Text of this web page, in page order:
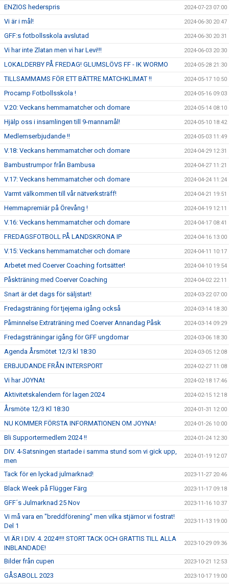
ENZIOS hederspris 2024-07-23 07:00
Vi är i mål! 2024-06-30 20:47
GFF:s fotbollsskola avslutad 2024-06-30 20:31
Vi har inte Zlatan men vi har Levi!!! 2024-06-03 20:30
LOKALDERBY PÅ FREDAG! GLUMSLÖVS FF - IK WORMO 2024-05-28 21:30
TILLSAMMAMS FÖR ETT BÄTTRE MATCHKLIMAT !! 2024-05-17 10:50
Procamp Fotbollsskola ! 2024-05-16 09:03
V.20: Veckans hemmamatcher och domare 2024-05-14 08:10
Hjälp oss i insamlingen till 9-mannamål! 2024-05-10 18:42
Medlemserbjudande !! 2024-05-03 11:49
V.18: Veckans hemmamatcher och domare 2024-04-29 12:31
Bambustrumpor från Bambusa 2024-04-27 11:21
V.17: Veckans hemmamatcher och domare 2024-04-24 11:24
Varmt välkommen till vår nätverksträff! 2024-04-21 19:51
Hemmapremiär på Örevång ! 2024-04-19 12:11
V.16: Veckans hemmamatcher och domare 2024-04-17 08:41
FREDAGSFOTBOLL PÅ LANDSKRONA IP 2024-04-16 13:00
V.15: Veckans hemmamatcher och domare 2024-04-11 10:17
Arbetet med Coerver Coaching fortsätter! 2024-04-10 19:54
Påskträning med Coerver Coaching 2024-04-02 22:11
Snart är det dags för säljstart! 2024-03-22 07:00
Fredagsträning för tjejerna igång också 2024-03-14 18:30
Påminnelse Extraträning med Coerver Annandag Påsk 2024-03-14 09:29
Fredagsträningar igång för GFF ungdomar 2024-03-06 18:30
Agenda Årsmötet 12/3 kl 18:30 2024-03-05 12:08
ERBJUDANDE FRÅN INTERSPORT 2024-02-27 11:08
Vi har JOYNAt 2024-02-18 17:46
Aktivitetskalendern för lagen 2024 2024-02-15 12:18
Årsmöte 12/3 Kl 18:30 2024-01-31 12:00
NU KOMMER FÖRSTA INFORMATIONEN OM JOYNA! 2024-01-26 10:00
Bli Supportermedlem 2024 !! 2024-01-24 12:30
DIV. 4-Satsningen startade i samma stund som vi gick upp,
men
2024-01-19 12:07
Tack för en lyckad julmarknad! 2023-11-27 20:46
Black Week på Flügger Färg 2023-11-17 09:18
GFF´s Julmarknad 25 Nov 2023-11-16 10:37
Vi må vara en "breddförening" men vilka stjärnor vi fostrat!
Del 1
2023-11-13 19:00
VI ÄR I DIV. 4. 2024!!!! STORT TACK OCH GRATTIS TILL ALLA
INBLANDADE!
2023-10-29 09:36
Bilder från cupen 2023-10-21 12:53
GÅSABOLL 2023 2023-10-17 19:00